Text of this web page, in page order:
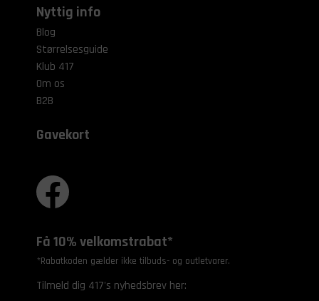
Nyttig info
Blog
Størrelsesguide
Klub 417
Om os
B2B
Gavekort
Få 10% velkomstrabat*
*Rabatkoden gælder ikke tilbuds- og outletvarer.
Tilmeld dig 417's nyhedsbrev her: